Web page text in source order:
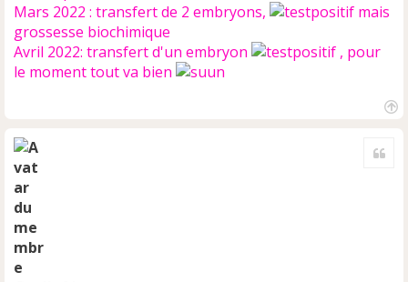
Mars 2022 : transfert de 2 embryons,
mais
grossesse biochimique
Avril 2022: transfert d'un embryon
, pour
le moment tout va bien